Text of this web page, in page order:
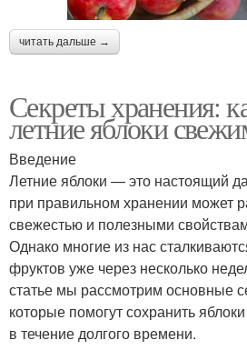
читать дальше →
Секреты хранения:
летние яблоки
Введение
Летние яблоки — это настоящий
при правильном хранении может
свежестью и полезными
Однако многие из нас
фруктов уже через несколько
статье мы рассмотрим основные
которые помогут сохранить
в течение долгого времени.